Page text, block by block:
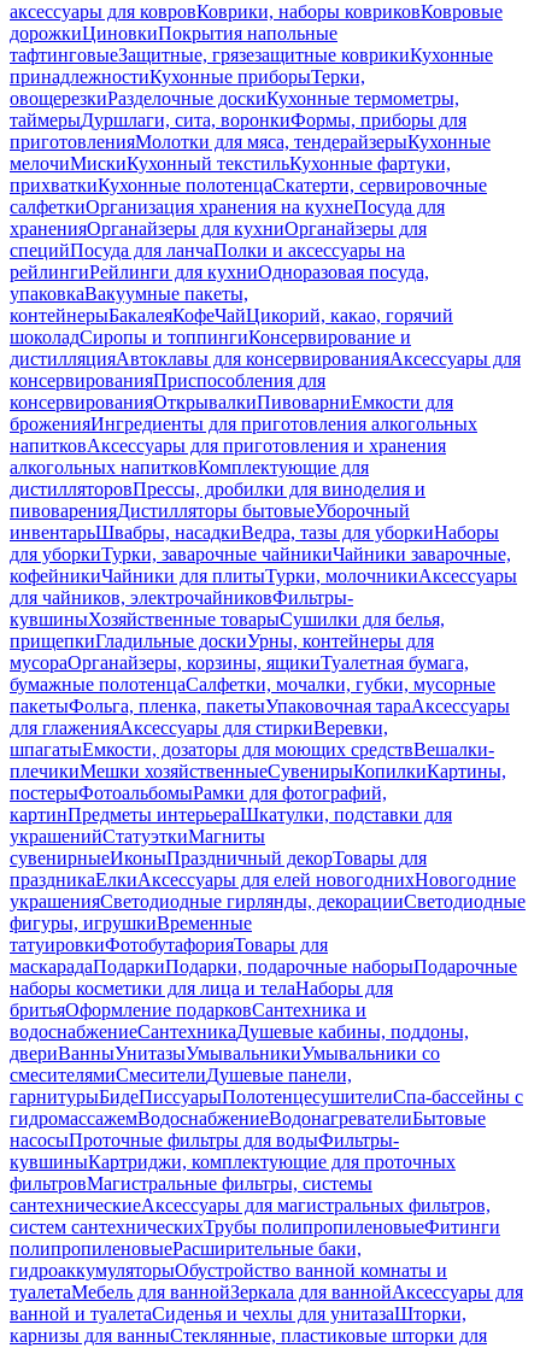
аксессуары для ковровКоврики, наборы ковриковКовровые
дорожкиЦиновкиПокрытия напольные
тафтинговыеЗащитные, грязезащитные коврикиКухонные
принадлежностиКухонные приборыТерки,
овощерезкиРазделочные доскиКухонные термометры,
таймерыДуршлаги, сита, воронкиФормы, приборы для
приготовленияМолотки для мяса, тендерайзерыКухонные
мелочиМискиКухонный текстильКухонные фартуки,
прихваткиКухонные полотенцаСкатерти, сервировочные
салфеткиОрганизация хранения на кухнеПосуда для
храненияОрганайзеры для кухниОрганайзеры для
специйПосуда для ланчаПолки и аксессуары на
рейлингиРейлинги для кухниОдноразовая посуда,
упаковкаВакуумные пакеты,
контейнерыБакалеяКофеЧайЦикорий, какао, горячий
шоколадСиропы и топпингиКонсервирование и
дистилляцияАвтоклавы для консервированияАксессуары для
консервированияПриспособления для
консервированияОткрывалкиПивоварниЕмкости для
броженияИнгредиенты для приготовления алкогольных
напитковАксессуары для приготовления и хранения
алкогольных напитковКомплектующие для
дистилляторовПрессы, дробилки для виноделия и
пивоваренияДистилляторы бытовыеУборочный
инвентарьШвабры, насадкиВедра, тазы для уборкиНаборы
для уборкиТурки, заварочные чайникиЧайники заварочные,
кофейникиЧайники для плитыТурки, молочникиАксессуары
для чайников, электрочайниковФильтры-
кувшиныХозяйственные товарыСушилки для белья,
прищепкиГладильные доскиУрны, контейнеры для
мусораОрганайзеры, корзины, ящикиТуалетная бумага,
бумажные полотенцаСалфетки, мочалки, губки, мусорные
пакетыФольга, пленка, пакетыУпаковочная тараАксессуары
для глаженияАксессуары для стиркиВеревки,
шпагатыЕмкости, дозаторы для моющих средствВешалки-
плечикиМешки хозяйственныеСувенирыКопилкиКартины,
постерыФотоальбомыРамки для фотографий,
картинПредметы интерьераШкатулки, подставки для
украшенийСтатуэткиМагниты
сувенирныеИконыПраздничный декорТовары для
праздникаЕлкиАксессуары для елей новогоднихНовогодние
украшенияСветодиодные гирлянды, декорацииСветодиодные
фигуры, игрушкиВременные
татуировкиФотобутафорияТовары для
маскарадаПодаркиПодарки, подарочные наборыПодарочные
наборы косметики для лица и телаНаборы для
бритьяОформление подарковСантехника и
водоснабжениеСантехникаДушевые кабины, поддоны,
двериВанныУнитазыУмывальникиУмывальники со
смесителямиСмесителиДушевые панели,
гарнитурыБидеПиссуарыПолотенцесушителиСпа-бассейны с
гидромассажемВодоснабжениеВодонагревателиБытовые
насосыПроточные фильтры для водыФильтры-
кувшиныКартриджи, комплектующие для проточных
фильтровМагистральные фильтры, системы
сантехническиеАксессуары для магистральных фильтров,
систем сантехническихТрубы полипропиленовыеФитинги
полипропиленовыеРасширительные баки,
гидроаккумуляторыОбустройство ванной комнаты и
туалетаМебель для ваннойЗеркала для ваннойАксессуары для
ванной и туалетаСиденья и чехлы для унитазаШторки,
карнизы для ванныСтеклянные, пластиковые шторки для